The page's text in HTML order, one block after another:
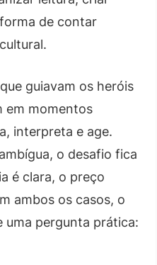
de contar
guiavam os heróis
em momentos
interpreta e age.
o desafio fica
é clara, o preço
ambos os casos, o
uma pergunta prática: